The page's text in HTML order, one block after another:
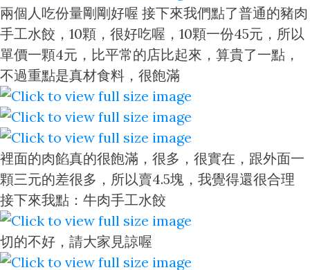
兩個人吃份量剛剛好喔 接下來我們點了普通的豬肉
手工水餃，10顆，很好吃喔，10顆一份45元，所以
單價一顆4元，比平常的店比起來，算貴了一點，
不過重點是真材食料，很飽滿
裡面的肉餡真的很飽滿，很多，很實在，跟外面一
顆三元的差很多，所以賣4.5塊，我覺得還很合理
接下來我點：牛肉手工水餃
切的不好，請大家見諒喔